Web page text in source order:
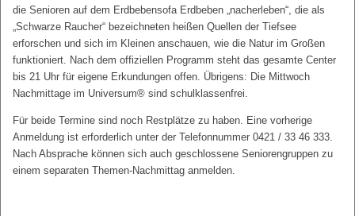
die Senioren auf dem Erdbebensofa Erdbeben „nacherleben“, die als
„Schwarze Raucher“ bezeichneten heißen Quellen der Tiefsee
erforschen und sich im Kleinen anschauen, wie die Natur im Großen
funktioniert. Nach dem offiziellen Programm steht das gesamte Center
bis 21 Uhr für eigene Erkundungen offen. Übrigens: Die Mittwoch
Nachmittage im Universum® sind schulklassenfrei.
Für beide Termine sind noch Restplätze zu haben. Eine vorherige
Anmeldung ist erforderlich unter der Telefonnummer 0421 / 33 46 333.
Nach Absprache können sich auch geschlossene Seniorengruppen zu
einem separaten Themen-Nachmittag anmelden.